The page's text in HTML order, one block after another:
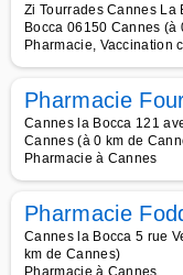
Zi Tourrades Cannes
Bocca 06150 Cannes (à
Pharmacie, Vaccination
Pharmacie
Cannes la Bocca 121
Cannes (à 0 km de
Pharmacie à Cannes
Pharmacie
Cannes la Bocca 5 rue
km de Cannes)
Pharmacie à Cannes